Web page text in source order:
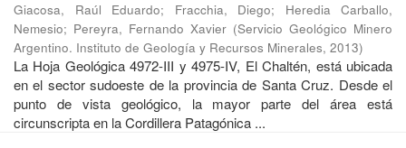
Giacosa, Raúl Eduardo; Fracchia, Diego; Heredia Carballo,
Nemesio; Pereyra, Fernando Xavier (Servicio Geológico Minero
Argentino. Instituto de Geología y Recursos Minerales, 2013)
La Hoja Geológica 4972-III y 4975-IV, El Chaltén, está ubicada
en el sector sudoeste de la provincia de Santa Cruz. Desde el
punto de vista geológico, la mayor parte del área está
circunscripta en la Cordillera Patagónica ...